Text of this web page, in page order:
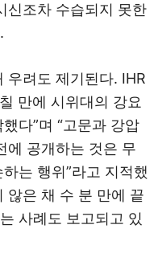
신조차 수습되지 못한
우려도 제기된다. IHR
만에 시위대의 강요
다”며 “고문과 강압
에 공개하는 것은 무
는 행위”라고 지적했
않은 채 수 분 만에 끝
사례도 보고되고 있